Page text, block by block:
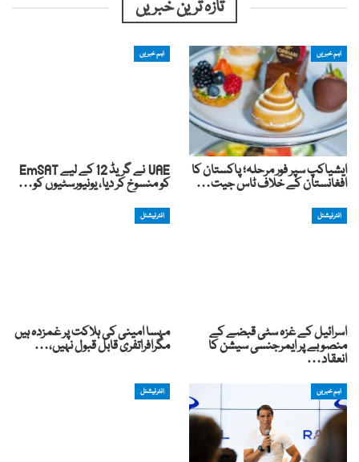
تازہ ترین خبریں
اہم خبریں
ایشیاکپ سپر فور مرحلہ؛ پاکستان کا
افغانستان کے خلاف ٹاس جیت…
اہم خبریں
UAE نے گریڈ 12 کے لیے EmSAT
کو منسوخ کر دیا، یونیورسٹیوں کو…
انٹرنیشنل
اسرائیل کے غزہ سٹی قبضے کے
منصوبے پر ایمرجنسی سیشن کا
انعقاد…
انٹرنیشنل
مہسا امینی کی ہلاکت پر غمزدہ ہیں
مگرافراتفری قابل قبول نہیں،…
اہم خبریں انٹرنیشنل